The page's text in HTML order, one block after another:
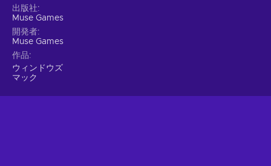
出版社
Muse Games
開発者
Muse Games
作品
ウィンドウズ
マック